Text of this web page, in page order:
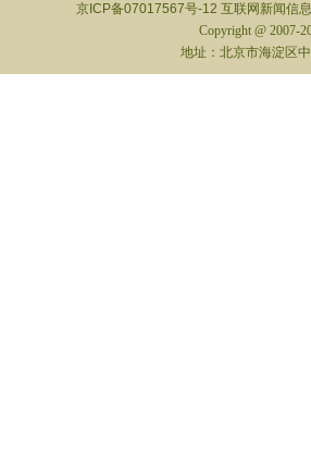
京ICP备07017567号-12 互联网新闻信
Copyright @ 2007-
地址：北京市海淀区